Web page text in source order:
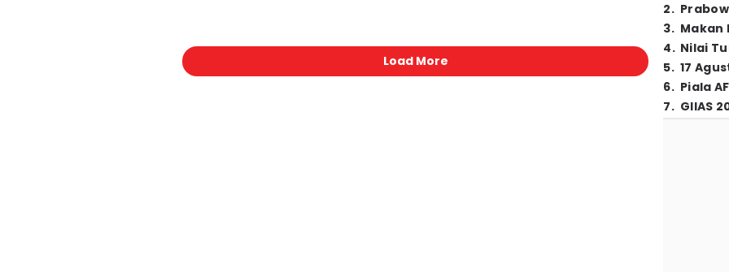
Load More
2.
3. Makan
4. Nilai
5. 17
6. Piala
7. GIIAS